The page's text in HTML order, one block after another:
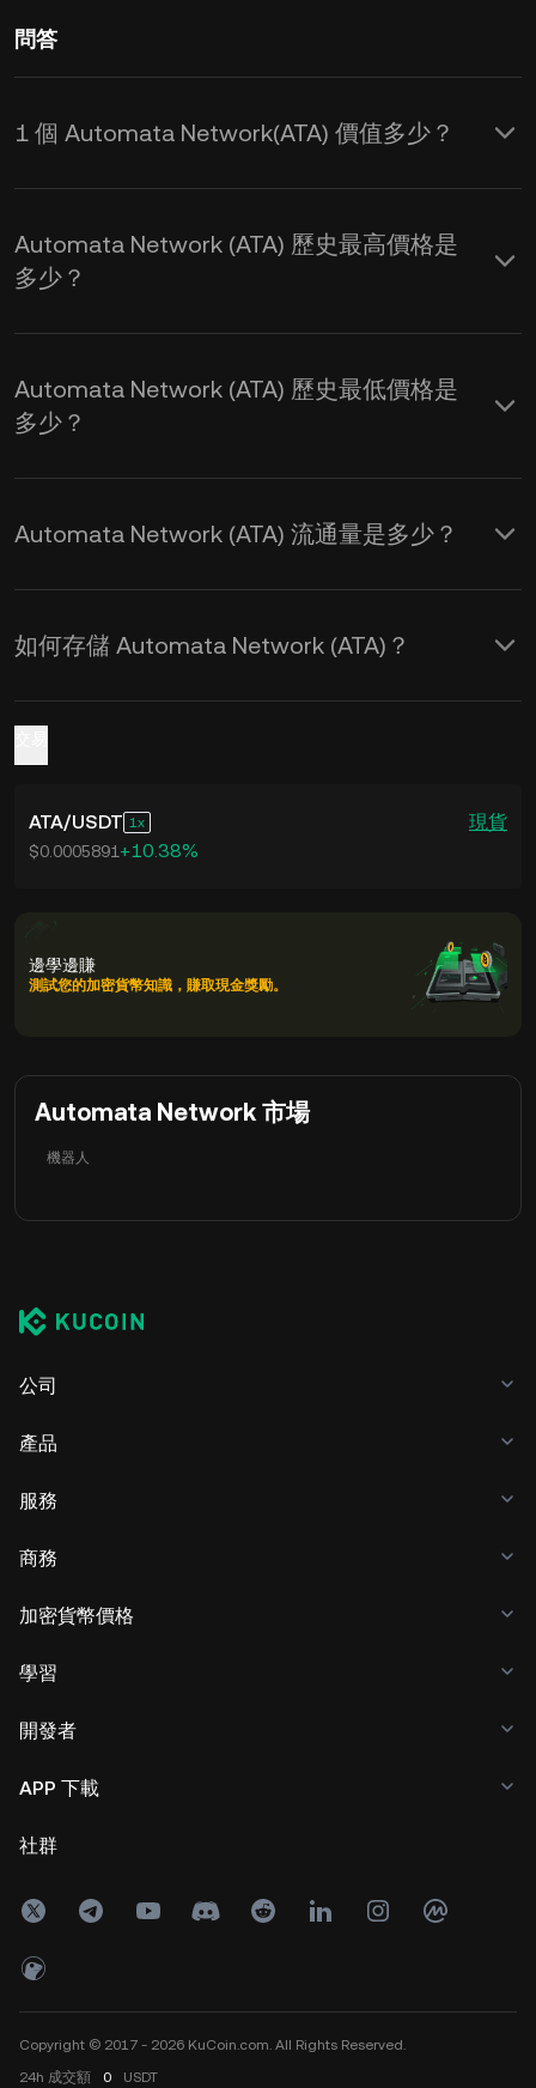
問答
1 個 Automata Network(ATA) 價值多少？
KuCoin 實時更新 Automata
Network(ATA) 的 USD 價格，其價格受
供需和市場情緒影響 。您可使用
Automata Network (ATA) 歷史最高價格是
多少？
Automata Network (ATA) 歷史最低價格是
多少？
Automata Network (ATA) 流通量是多少？
如何存儲 Automata Network (ATA)？
ATA/USDT 1 現貨
$0.0005891 +10.38%
邊學邊賺
測試您的加密貨幣知識，賺取現金獎勵。
Automata Network 市場
機器人
公司
產品
服務
商務
加密貨幣價格
學習
開發者
APP 下載
社群
Copyright © 2017 - 2026 KuCoin.com. All Rights Reserved.
24h 成交額 0 USDT